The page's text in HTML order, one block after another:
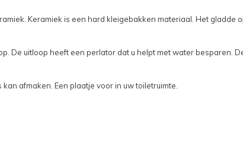
Keramiek is een hard kleigebakken materiaal. Het gladde
De uitloop heeft een perlator dat u helpt met water besparen.
afmaken. Een plaatje voor in uw toiletruimte.